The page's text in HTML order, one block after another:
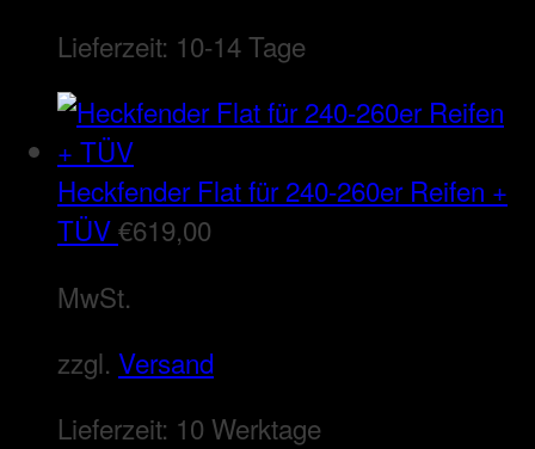
Lieferzeit: 10-14 Tage
Heckfender Flat für 240-260er Reifen +
TÜV€619,00
MwSt.
zzgl. Versand
Lieferzeit: 10 Werktage